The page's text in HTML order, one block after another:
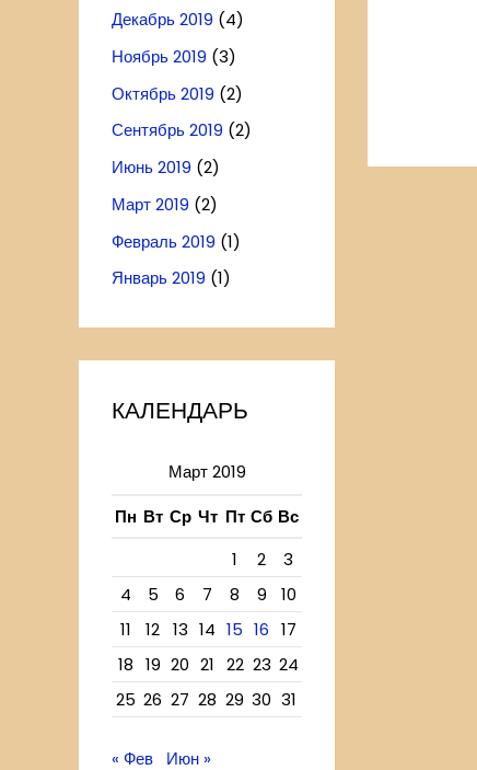
Декабрь 2019 (4)
Ноябрь 2019 (3)
Октябрь 2019 (2)
Сентябрь 2019 (2)
Июнь 2019 (2)
Март 2019 (2)
Февраль 2019 (1)
Январь 2019 (1)
КАЛЕНДАРЬ
Март 2019
Пн Вт Ср Чт Пт Сб Вс
1
2
3
4
5 6 7 8 9
10
11
12 13 14 15 16 17
18 19 20 21 22 23 24
25 26 27 28 29 30 31
« Фев Июн »